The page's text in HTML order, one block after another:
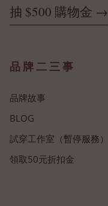
抽 $500 購物金 →
品牌二三事
品牌故事
BLOG
試穿工作室 （暫停服務）
領取50元折扣金